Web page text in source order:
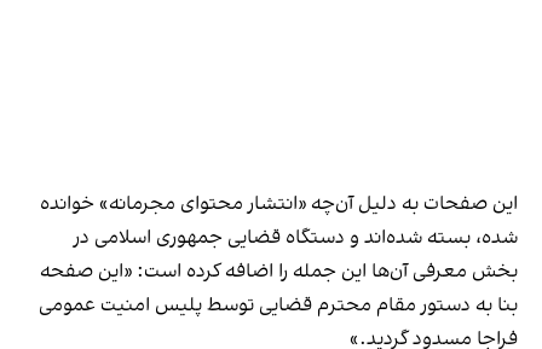
این صفحات به دلیل آن‌چه «انتشار محتوای مجرمانه» خوانده
شده، بسته شده‌اند و دستگاه قضایی جمهوری اسلامی در
بخش معرفی آن‌ها این جمله را اضافه کرده است: «این صفحه
بنا به دستور مقام محترم قضایی توسط پلیس امنیت عمومی
فراجا مسدود گردید.»